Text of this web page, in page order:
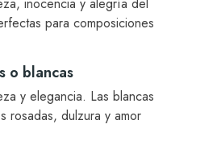
para composiciones
o blancas
y elegancia. Las blancas
rosadas, dulzura y amor